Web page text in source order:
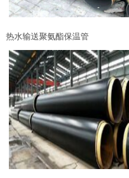
热水输送聚氨酯保温管